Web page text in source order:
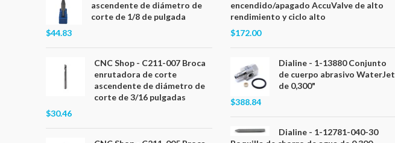
ascendente de diámetro de
corte de 1/8 de pulgada
$44.83
CNC Shop - C211-007 Broca
enrutadora de corte
ascendente de diámetro de
corte de 3/16 pulgadas
$30.46
encendido/apagado AccuValve de alto
rendimiento y ciclo alto
$172.00
Dialine - 1-13880 Conjunto
de cuerpo abrasivo WaterJet
de 0,300"
$388.84
Dialine - 1-12781-040-30